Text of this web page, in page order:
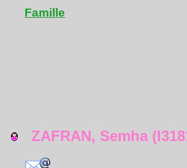
Famille
ZAFRAN, Semha